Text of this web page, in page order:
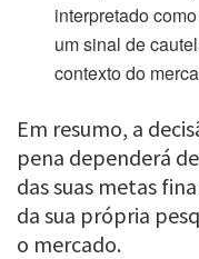
interpretado
um sinal de
contexto do
Em resumo, a
pena dependerá
das suas metas
da sua própria
o mercado.